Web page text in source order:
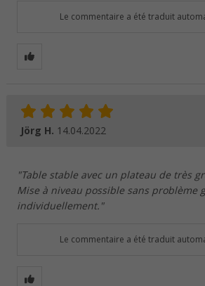
Le commentaire a été traduit
Jörg H. 14.04.2022
"Table stable avec un plateau de très
Mise à niveau possible sans problème
individuellement."
Le commentaire a été traduit